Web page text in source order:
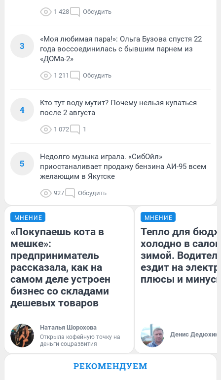
1 428 Обсудить
3
«Моя любимая пара!»: Ольга Бузова спустя 22
года воссоединилась с бывшим парнем из
«ДОМа-2»
1 211 Обсудить
4
Кто тут воду мутит? Почему нельзя купаться
после 2 августа
1 072 1
5
Недолго музыка играла. «СибОйл»
приостаналивает продажу бензина АИ-95 всем
желающим в Якутске
927 Обсудить
МНЕНИЕ
«Покупаешь кота в
мешке»:
предприниматель
рассказала, как на
самом деле устроен
бизнес со складами
дешевых товаров
Наталья Шорохова
Открыла кофейную точку на
деньги соцразвития
МНЕНИЕ
Тепло для
холодно в
зимой.
ездит на
плюсы и
Денис Дедюхин
РЕКОМЕНДУЕМ